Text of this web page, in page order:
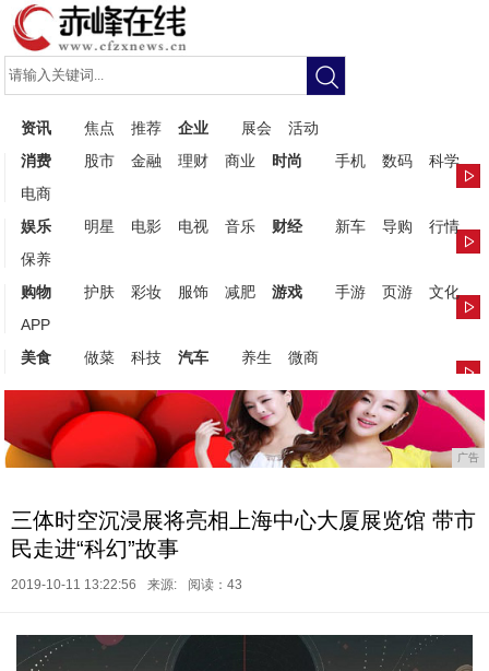
资讯 焦点 推荐 企业 展会
活动
消费
股市 金融 理财 商业 时尚 手机 数码
科学
电商
娱乐
明星 电影 电视 音乐 财经 新车 导购
行情
保养
购物
护肤 彩妆 服饰 减肥 游戏 手游 页游
文化
APP
美食
做菜 科技 汽车 养生 微商
广告
三体时空沉浸展将亮相上海中心大厦展览馆 带市
民走进“科幻”故事
2019-10-11 13:22:56 来源: 阅读：43